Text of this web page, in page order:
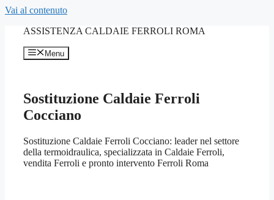
Vai al contenuto
ASSISTENZA CALDAIE FERROLI ROMA
Menu
Sostituzione Caldaie Ferroli
Cocciano
Sostituzione Caldaie Ferroli Cocciano: leader nel settore
della termoidraulica, specializzata in Caldaie Ferroli,
vendita Ferroli e pronto intervento Ferroli Roma